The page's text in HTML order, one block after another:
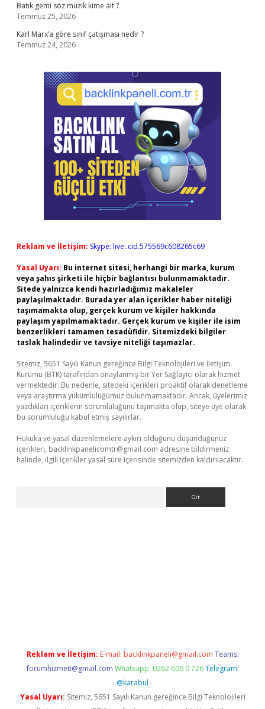
Batık gemi söz müzik kime ait ?
Temmuz 25, 2026
Karl Marx’a göre sınıf çatışması nedir ?
Temmuz 24, 2026
Reklam ve İletişim: Skype: live:.cid.575569c608265c69
Yasal Uyarı: Bu internet sitesi, herhangi bir marka, kurum
veya şahıs şirketi ile hiçbir bağlantısı bulunmamaktadır.
Sitede yalnızca kendi hazırladığımız makaleler
paylaşılmaktadır. Burada yer alan içerikler haber niteliği
taşımamakta olup, gerçek kurum ve kişiler hakkında
paylaşım yapılmamaktadır. Gerçek kurum ve kişiler ile isim
benzerlikleri tamamen tesadüfidir. Sitemizdeki bilgiler
taslak halindedir ve tavsiye niteliği taşımazlar.
Sitemiz, 5651 Sayılı Kanun gereğince Bilgi Teknolojileri ve İletişim
Kurumu (BTK) tarafından onaylanmış bir Yer Sağlayıcı olarak hizmet
vermektedir. Bu nedenle, sitedeki içerikleri proaktif olarak denetleme
veya araştırma yükümlülüğümüz bulunmamaktadır. Ancak, üyelerimiz
yazdıkları içeriklerin sorumluluğunu taşımakta olup, siteye üye olarak
bu sorumluluğu kabul etmiş sayılırlar.
Hukuka ve yasal düzenlemelere aykırı olduğunu düşündüğünüz
içerikleri, backlinkpanelicomtr@gmail.com adresine bildirmeniz
halinde, ilgili içerikler yasal süre içerisinde sitemizden kaldırılacaktır.
Reklam ve İletişim: E-mail: backlinkpaneli@gmail.com Teams:
forumhizmeti@gmail.com Whatsapp: 0262 606 0 726 Telegram:
@karabul
Yasal Uyarı: Sitemiz, 5651 Sayılı Kanun gereğince Bilgi Teknolojileri